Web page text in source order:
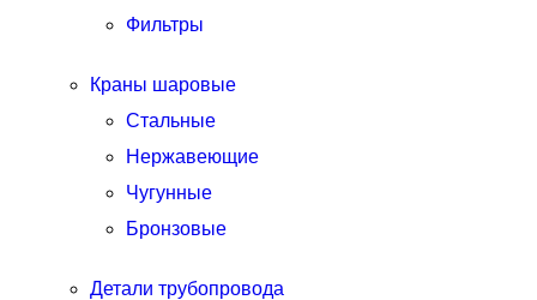
Фильтры
Краны шаровые
Стальные
Нержавеющие
Чугунные
Бронзовые
Детали трубопровода